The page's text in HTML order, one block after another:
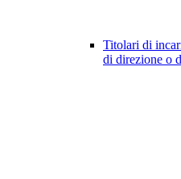
Titolari di
di direzione o